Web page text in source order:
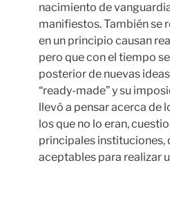
nacimiento de
manifiestos. También se
en un principio causan
pero que con el tiempo
posterior de nuevas
“ready-made” y su
llevó a pensar acerca de
los que no lo eran,
principales instituciones,
aceptables para realizar